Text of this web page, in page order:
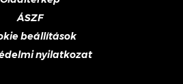
ÁSZF
beállítások
nyilatkozat